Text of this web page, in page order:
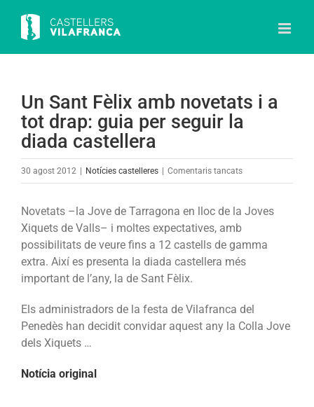
content
Un Sant Fèlix amb novetats i a
tot drap: guia per seguir la
diada castellera
30 agost 2012 Notícies castelleres Comentaris tancatsa
tot
drap:
Novetats –la Jove de Tarragona en lloc de la Joves
Xiquets de Valls– i moltes expectatives, amb
possibilitats de veure fins a 12 castells de gamma
extra. Així es presenta la diada castellera més
important de l’any, la de Sant Fèlix.
Els administradors de la festa de Vilafranca del
Penedès han decidit convidar aquest any la Colla Jove
dels Xiquets …
Notícia original